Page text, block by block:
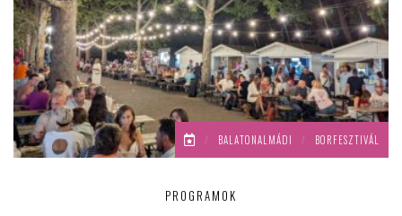
/ BALATONALMÁDI / BORFESZTIVÁL
PROGRAMOK